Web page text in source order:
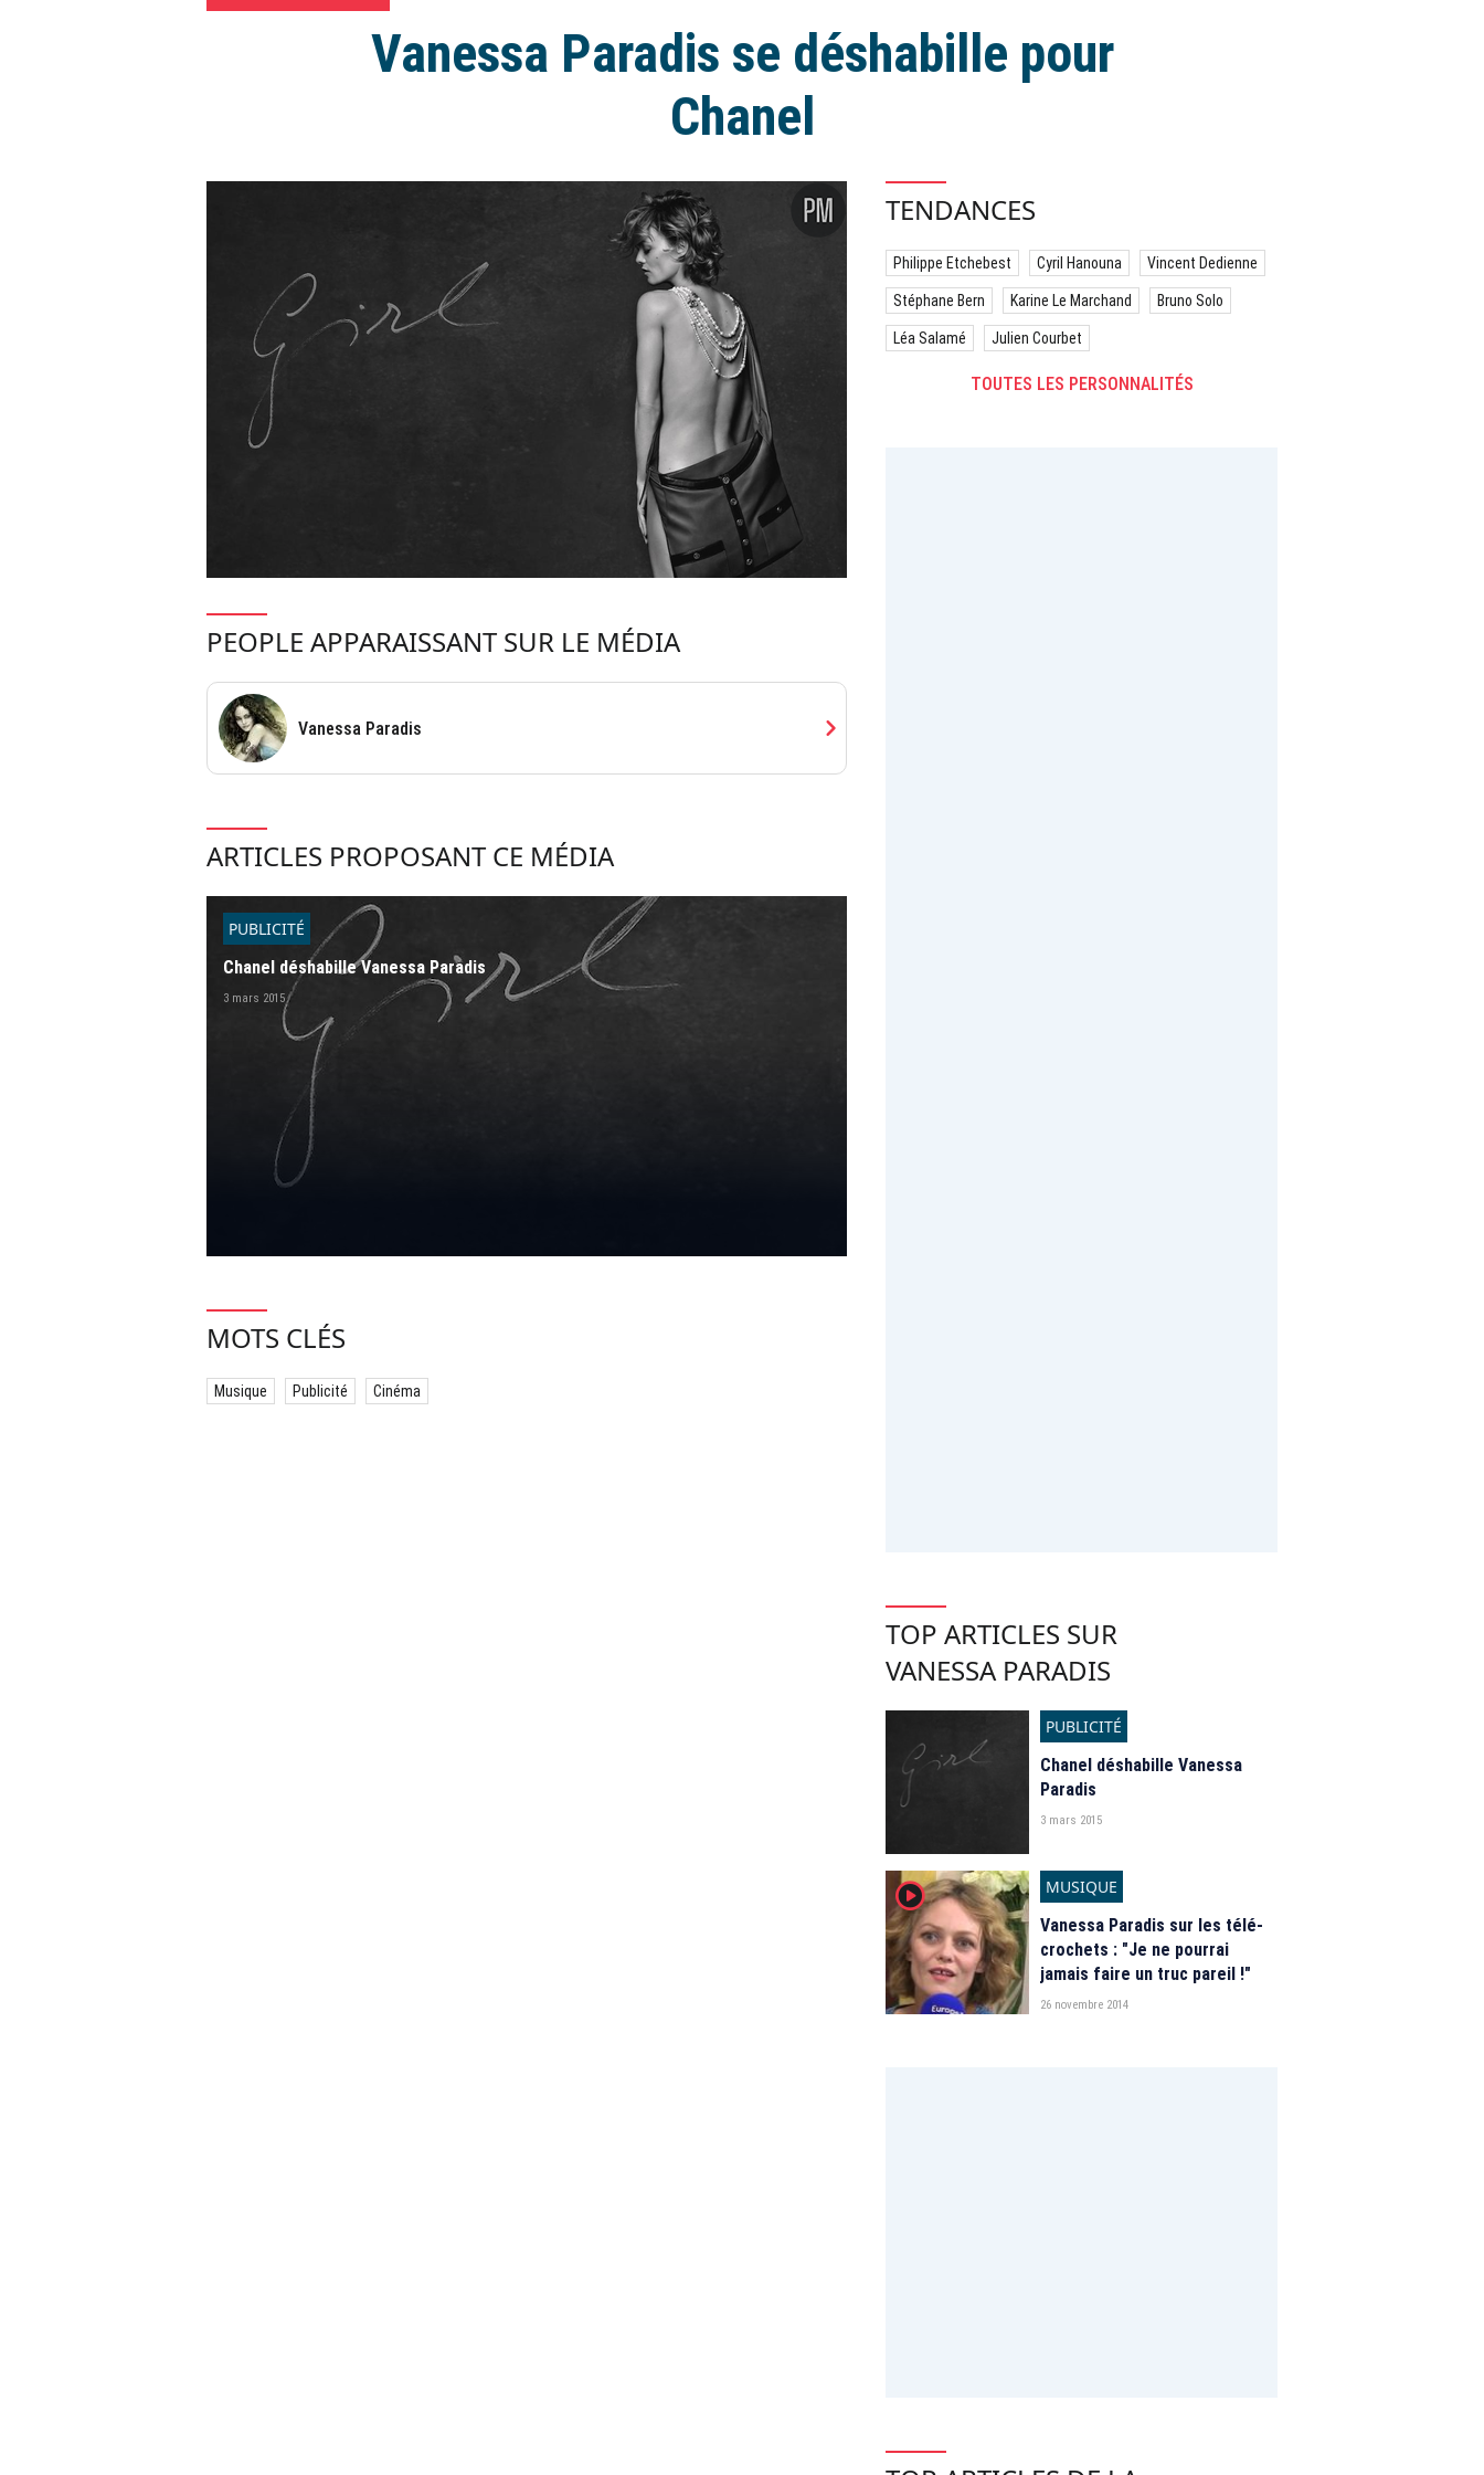
Vanessa Paradis se déshabille pour
Chanel
PEOPLE APPARAISSANT SUR LE MÉDIA
Vanessa Paradis chevron_right
ARTICLES PROPOSANT CE MÉDIA
PUBLICITÉ
Chanel déshabille Vanessa Paradis
3 mars 2015
MOTS CLÉS
Musique Publicité Cinéma
TENDANCES
Philippe Etchebest Cyril Hanouna Vincent Dedienne
Stéphane Bern Karine Le Marchand Bruno Solo
Léa Salamé Julien Courbet
TOUTES LES PERSONNALITÉS
TOP ARTICLES SUR
VANESSA PARADIS
PUBLICITÉ
Chanel déshabille Vanessa
Paradis
3 mars 2015
player2
MUSIQUE
Vanessa Paradis sur les télé-
crochets : "Je ne pourrai
jamais faire un truc pareil !"
26 novembre 2014